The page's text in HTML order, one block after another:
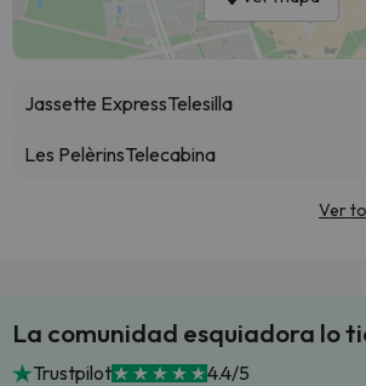
Jassette ExpressTelesilla
Les PelèrinsTelecabina
Ver
La comunidad esquiadora lo
Trustpilot 4.4/5